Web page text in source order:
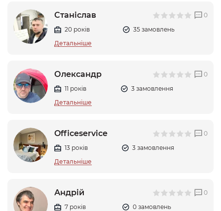
Станіслав
0
20 років
35 замовлень
Детальніше
Олександр
0
11 років
3 замовлення
Детальніше
Officeservice
0
13 років
3 замовлення
Детальніше
Андрій
0
7 років
0 замовлень